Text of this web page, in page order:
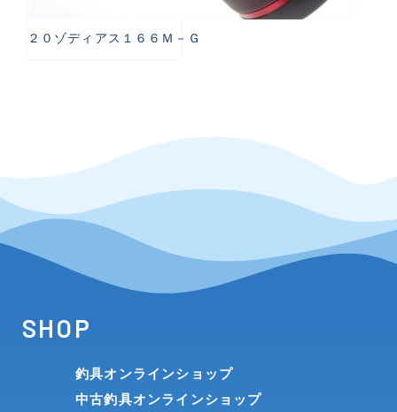
２０ゾディアス１６６Ｍ－Ｇ
SHOP
釣具オンラインショップ
中古釣具オンラインショップ